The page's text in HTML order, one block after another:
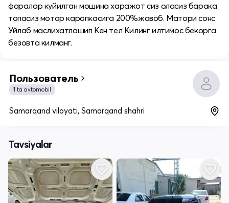
фаралар куйилган мошина харажот сиз оласиз барака
топасиз мотор каропкасига 200%жавоб. Матори сонс
Уйлаб маслихатлашип Кен тел Килинг илтимос бекорга
безовта килманг.
Пользователь
1 ta avtomobil
Samarqand viloyati, Samarqand shahri
Tavsiyalar